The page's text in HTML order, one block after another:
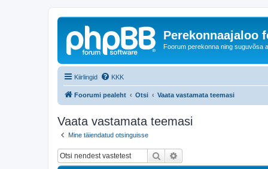
Perekonnaajaloo
Foorum perekonna ning suguvõsa
Kiirlingid KKK
Foorumi pealeht Otsi Vaata vastamata teemasi
Vaata vastamata teemasi
Mine täiendatud otsinguisse
Otsi